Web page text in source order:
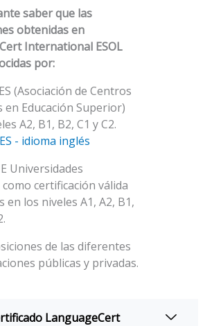
saber que las
obtenidas en
International ESOL
por:
(Asociación de Centros
en Educación Superior)
A2, Β1, Β2, C1 y C2.
- idioma inglés
Universidades
certificación válida
en los niveles A1, A2, B1,
de las diferentes
públicas y privadas.
LanguageCert